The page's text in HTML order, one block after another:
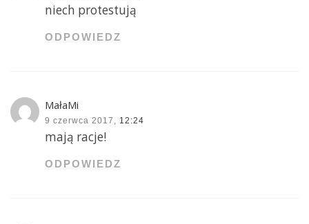
niech protestują
ODPOWIEDZ
MałaMi
9 czerwca 2017, 12:24
mają racje!
ODPOWIEDZ